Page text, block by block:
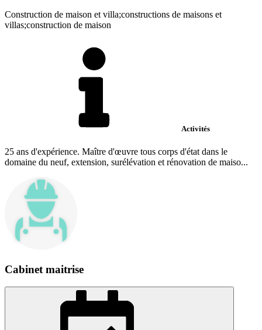
Construction de maison et villa;constructions de maisons et
villas;construction de maison
Activités
25 ans d'expérience. Maître d'œuvre tous corps d'état dans le
domaine du neuf, extension, surélévation et rénovation de maiso...
Cabinet maitrise